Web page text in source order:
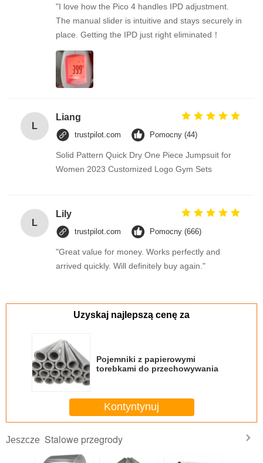
"I love how the Pico 4 handles IPD adjustment.
The manual slider is intuitive and stays securely in
place. Getting the IPD just right eliminated！
L
Liang
trustpilot.com Pomocny (44)
Solid Pattern Quick Dry One Piece Jumpsuit for
Women 2023 Customized Logo Gym Sets
L
Lily
trustpilot.com Pomocny (666)
"Great value for money. Works perfectly and
arrived quickly. Will definitely buy again."
Uzyskaj najlepszą cenę za
Pojemniki z papierowymi
torebkami do przechowywania
Kontyntynuj
Jeszcze Stalowe przegrody